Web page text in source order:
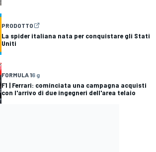
PRODOTTO
La spider italiana nata per conquistare gli Stati
Uniti
FORMULA 16 g
F1 | Ferrari: cominciata una campagna acquisti
con l'arrivo di due ingegneri dell'area telaio